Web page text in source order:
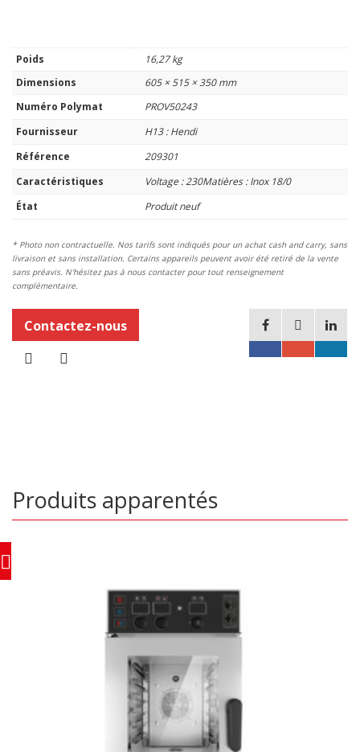
Poids
16,27 kg
Dimensions
605 × 515 × 350 mm
Numéro Polymat
PROV50243
Fournisseur
H13 : Hendi
Référence
209301
Caractéristiques
Voltage : 230Matières : Inox 18/0
État
Produit neuf
* Photo non contractuelle. Nos tarifs sont indiqués pour un achat cash and carry, sans
livraison et sans installation. Certains appareils peuvent avoir été retiré de la vente
sans préavis. N'hésitez pas à nous contacter pour tout renseignement
complémentaire.
Contactez-nous
Produits apparentés